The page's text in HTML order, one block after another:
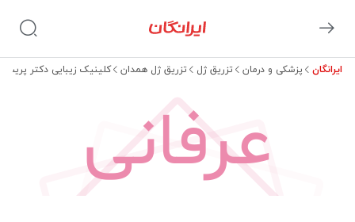
ایرانگان پزشکی و درمان تزریق ژل تزریق ژل همدان کلینیک زیبایی دکتر پریسا
عرفانی